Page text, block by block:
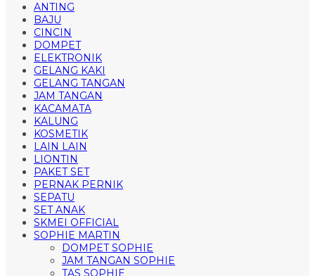
ANTING
BAJU
CINCIN
DOMPET
ELEKTRONIK
GELANG KAKI
GELANG TANGAN
JAM TANGAN
KACAMATA
KALUNG
KOSMETIK
LAIN LAIN
LIONTIN
PAKET SET
PERNAK PERNIK
SEPATU
SET ANAK
SKMEI OFFICIAL
SOPHIE MARTIN
DOMPET SOPHIE
JAM TANGAN SOPHIE
TAS SOPHIE